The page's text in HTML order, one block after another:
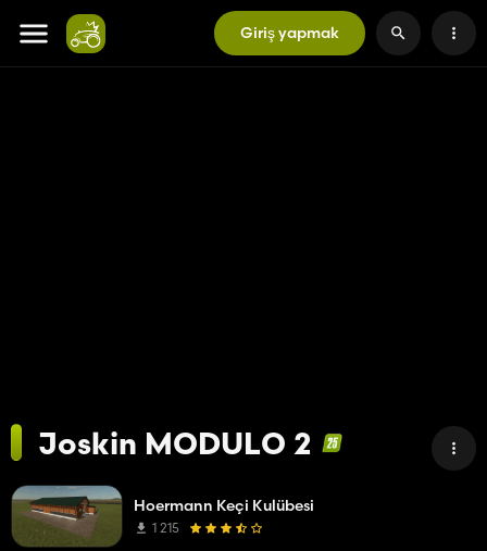
Giriş yapmak
Joskin MODULO 2
Hoermann Keçi Kulübesi
1 215